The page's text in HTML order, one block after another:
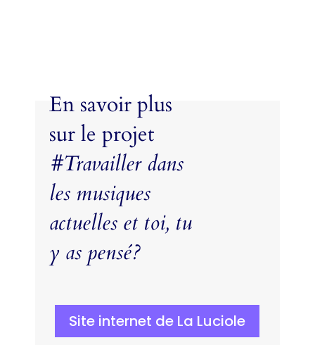
En savoir plus
sur le projet
#Travailler dans
les musiques
actuelles et toi, tu
y as pensé?
Site internet de La Luciole